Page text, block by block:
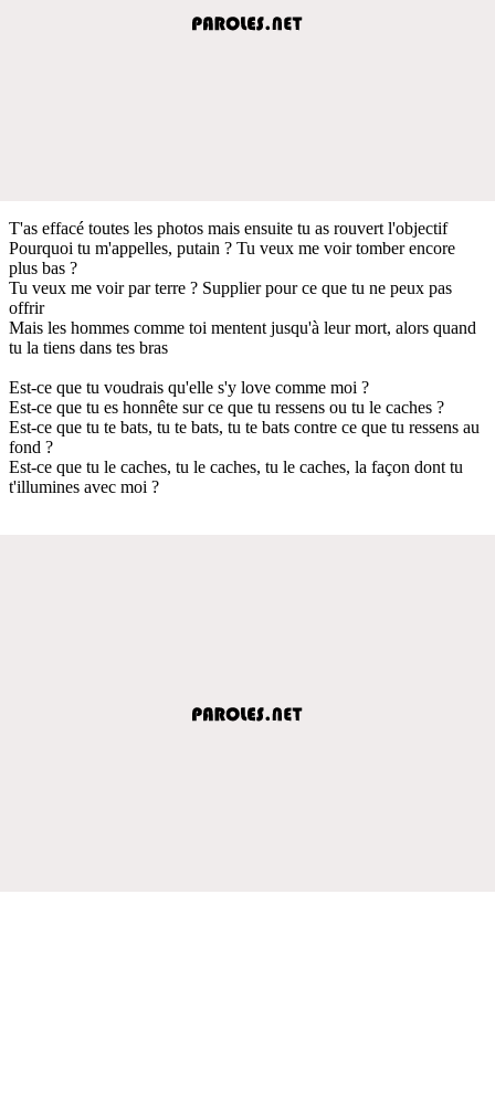
T'as effacé toutes les photos mais ensuite tu as rouvert l'objectif
Pourquoi tu m'appelles, putain ? Tu veux me voir tomber encore
plus bas ?
Tu veux me voir par terre ? Supplier pour ce que tu ne peux pas
offrir
Mais les hommes comme toi mentent jusqu'à leur mort, alors quand
tu la tiens dans tes bras
Est-ce que tu voudrais qu'elle s'y love comme moi ?
Est-ce que tu es honnête sur ce que tu ressens ou tu le caches ?
Est-ce que tu te bats, tu te bats, tu te bats contre ce que tu ressens au
fond ?
Est-ce que tu le caches, tu le caches, tu le caches, la façon dont tu
t'illumines avec moi ?